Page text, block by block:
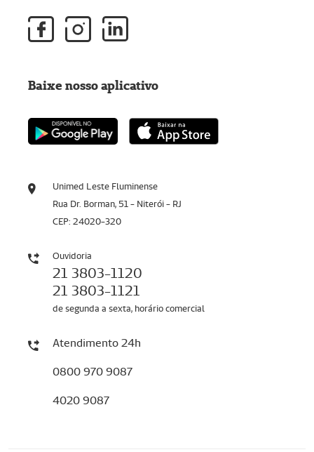
Unimed Leste Fluminense
Rua Dr. Borman, 51 - Niterói - RJ
CEP: 24020-320
Ouvidoria
21 3803-1120
21 3803-1121
de segunda a sexta, horário comercial
Atendimento 24h
0800 970 9087
4020 9087
Baixe nosso aplicativo